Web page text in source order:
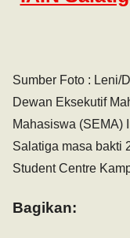
Sumber Foto : Leni/
Dewan Eksekutif
Mahasiswa (SEMA)
Salatiga masa bakti
Student Centre
Bagikan: